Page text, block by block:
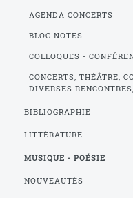
AGENDA CONCERTS
BLOC NOTES
COLLOQUES -
CONCERTS, THÉÂTRE,
DIVERSES
BIBLIOGRAPHIE
LITTÉRATURE
MUSIQUE - POÉSIE
NOUVEAUTÉS